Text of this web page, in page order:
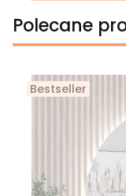
Polecane
Bestseller